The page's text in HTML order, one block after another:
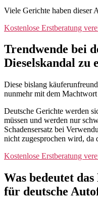
Viele Gerichte haben dieser
Kostenlose Erstberatung
Trendwende bei
Dieselskandal zu
Diese bislang
nunmehr mit dem
Deutsche Gerichte werden
müssen und werden nur
Schadensersatz bei
nicht zugesprochen wird, da
Kostenlose Erstberatung
Was bedeutet
für deutsche